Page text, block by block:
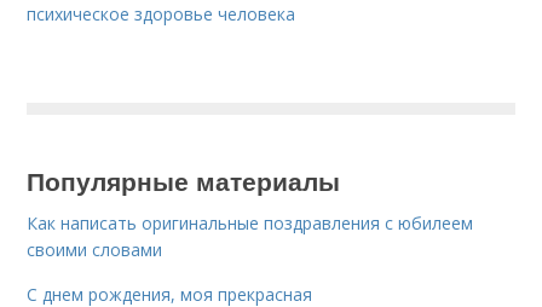
психическое здоровье человека
Популярные материалы
Как написать оригинальные поздравления с юбилеем
своими словами
С днем рождения, моя прекрасная